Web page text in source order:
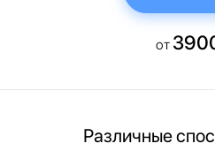
от
Различные